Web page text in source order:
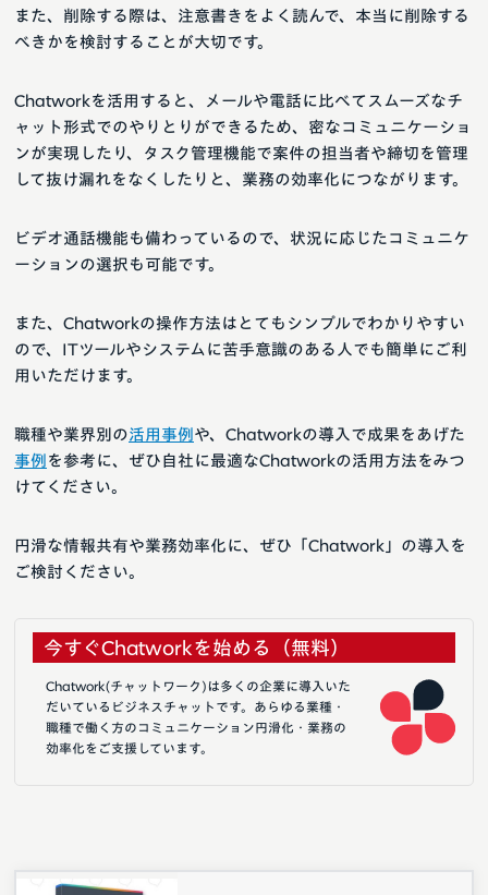
また、削除する際は、注意書きをよく読んで、本当に削除する
べきかを検討することが大切です。
Chatworkを活用すると、メールや電話に比べてスムーズなチ
ャット形式でのやりとりができるため、密なコミュニケーショ
ンが実現したり、タスク管理機能で案件の担当者や締切を管理
して抜け漏れをなくしたりと、業務の効率化につながります。
ビデオ通話機能も備わっているので、状況に応じたコミュニケ
ーションの選択も可能です。
また、Chatworkの操作方法はとてもシンプルでわかりやすい
ので、ITツールやシステムに苦手意識のある人でも簡単にご利
用いただけます。
職種や業界別の活用事例や、Chatworkの導入で成果をあげた
事例 を参考に、ぜひ自社に最適なChatworkの活用方法をみつ
けてください。
円滑な情報共有や業務効率化に、ぜひ「Chatwork」の導入を
ご検討ください。
今すぐChatworkを始める（無料）
Chatwork(チャットワーク)は多くの企業に導入いた
だいているビジネスチャットです。あらゆる業種・
職種で働く方のコミュニケーション円滑化・業務の
効率化をご支援しています。